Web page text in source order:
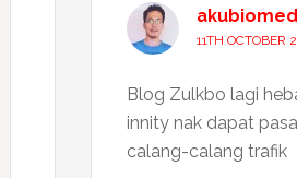
akubiomed
11TH OCTOBER
Blog Zulkbo lagi
innity nak dapat
calang-calang trafik